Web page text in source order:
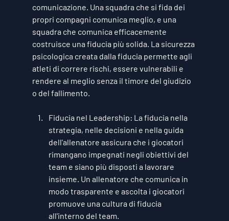
comunicazione. Una squadra che si fida dei
propri compagni comunica meglio, e una
squadra che comunica efficacemente
costruisce una fiducia più solida. La sicurezza
psicologica creata dalla fiducia permette agli
atleti di correre rischi, essere vulnerabili e
rendere al meglio senza il timore del giudizio
o del fallimento.
Fiducia nel Leadership: La fiducia nella
strategia, nelle decisioni e nella guida
dell'allenatore assicura che i giocatori
rimangano impegnati negli obiettivi del
team e siano più disposti a lavorare
insieme. Un allenatore che comunica in
modo trasparente e ascolta i giocatori
promuove una cultura di fiducia
all'interno del team.